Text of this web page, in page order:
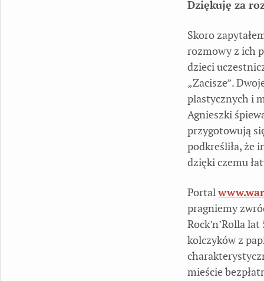
Dziękuję za
Skoro
rozmowy z ich
dzieci
„Zacisze”.
plastycznych i
Agnieszki
przygotowują
podkreśliła, że
dzięki czemu
Portal
pragniemy
Rock’n’Rolla
kolczyków z
mieście